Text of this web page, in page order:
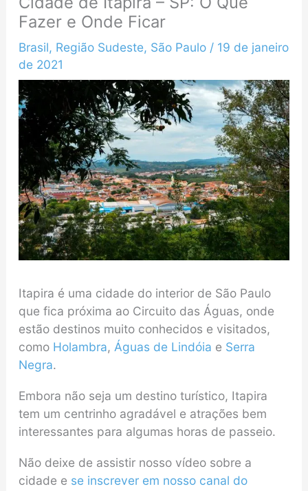
Fazer e Onde Ficar
Brasil, Região Sudeste, São Paulo/ 19 de janeiro
de 2021
Itapira é uma cidade do interior de São Paulo
que fica próxima ao Circuito das Águas, onde
estão destinos muito conhecidos e visitados,
como Holambra, Águas de Lindóia e Serra
Negra.
Embora não seja um destino turístico, Itapira
tem um centrinho agradável e atrações bem
interessantes para algumas horas de passeio.
Não deixe de assistir nosso vídeo sobre a
cidade e se inscrever em nosso canal do